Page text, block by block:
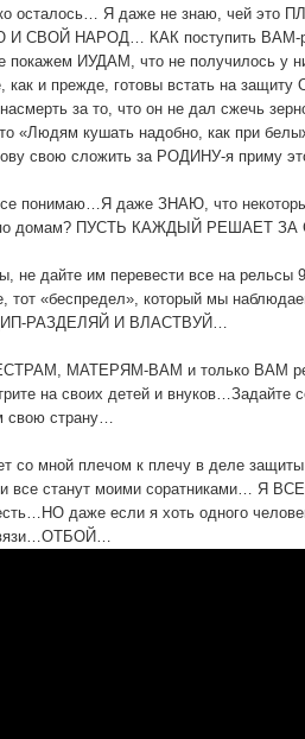
осталось… Я даже не знаю, чей
СВОЙ НАРОД… КАК поступить ВАМ-
покажем ИУДАМ, что не получилось
и прежде, готовы встать на защиту
за то, что он не дал сжечь
«Людям кушать надобно, как при
свою сложить за РОДИНУ-я приму
понимаю…Я даже ЗНАЮ, что
по домам? ПУСТЬ КАЖДЫЙ РЕШАЕТ
дайте им перевести все на рельсы
«беспредел», который мы
РАЗДЕЛЯЙ И ВЛАСТВУЙ…
МАТЕРЯМ-ВАМ и только ВАМ
на своих детей и внуков…Задайте
свою страну…
со мной плечом к плечу в деле
все станут моими соратниками… Я
даже если я хоть одного